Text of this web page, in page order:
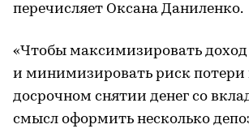
перечисляет Оксана Даниленко.
«Чтобы максимизировать доход
и минимизировать риск потери
досрочном снятии денег со
смысл оформить несколько